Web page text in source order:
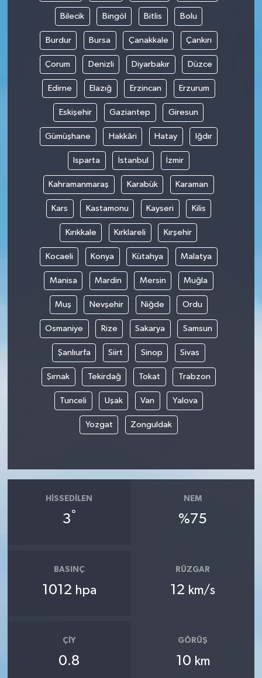
Bilecik Bingöl Bitlis Bolu
Burdur Bursa Çanakkale Çankırı
Çorum Denizli Diyarbakır Düzce
Edirne Elazığ Erzincan Erzurum
Eskişehir Gaziantep Giresun
Gümüşhane Hakkâri Hatay Iğdır
Isparta İstanbul İzmir
Kahramanmaraş Karabük Karaman
Kars Kastamonu Kayseri Kilis
Kırıkkale Kırklareli Kırşehir
Kocaeli Konya Kütahya Malatya
Manisa Mardin Mersin Muğla
Muş Nevşehir Niğde Ordu
Osmaniye Rize Sakarya Samsun
Şanlıurfa Siirt Sinop Sivas
Şırnak Tekirdağ Tokat Trabzon
Tunceli Uşak Van Yalova
Yozgat Zonguldak
HISSEDILEN
3°
NEM
%75
BASINÇ
1012 hpa
RÜZGAR
12 km/s
ÇIY
0.8
GÖRÜŞ
10 km